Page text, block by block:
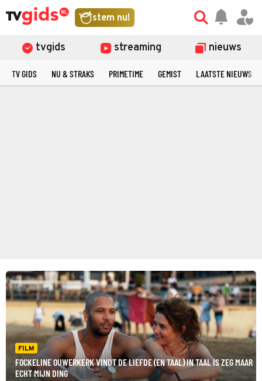
stem nu!
tvgids streaming nieuws
TV GIDS NU & STRAKS PRIMETIME GEMIST LAATSTE NIEUWS
FILM
FOCKELINE OUWERKERK VINDT DE LIEFDE (EN TAAL) IN TAAL IS ZEG MAAR
ECHT MIJN DING